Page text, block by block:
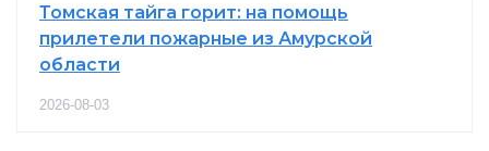
Томская тайга горит: на помощь
прилетели пожарные из Амурской
области
2026-08-03